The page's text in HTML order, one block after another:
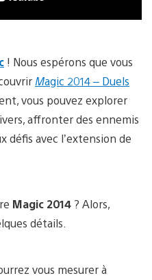
! Nous espérons que vous
Magic 2014 – Duels
vous pouvez explorer
affronter des ennemis
défis avec l’extension de
Magic 2014 ? Alors,
détails.
vous mesurer à